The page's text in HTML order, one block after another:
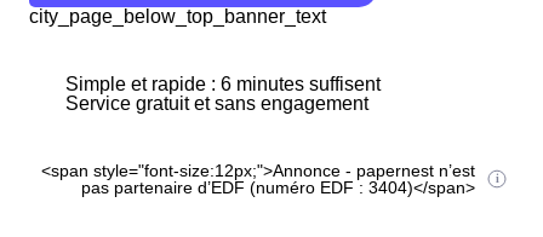
city_page_below_top_banner_text
Simple et rapide : 6 minutes suffisent
Service gratuit et sans engagement
<span style="font-size:12px;">Annonce - papernest n’est
pas partenaire d’EDF (numéro EDF : 3404)</span>